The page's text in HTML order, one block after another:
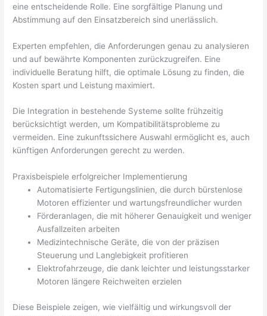
eine entscheidende Rolle. Eine sorgfältige Planung und
Abstimmung auf den Einsatzbereich sind unerlässlich.
Experten empfehlen, die Anforderungen genau zu analysieren
und auf bewährte Komponenten zurückzugreifen. Eine
individuelle Beratung hilft, die optimale Lösung zu finden, die
Kosten spart und Leistung maximiert.
Die Integration in bestehende Systeme sollte frühzeitig
berücksichtigt werden, um Kompatibilitätsprobleme zu
vermeiden. Eine zukunftssichere Auswahl ermöglicht es, auch
künftigen Anforderungen gerecht zu werden.
Praxisbeispiele erfolgreicher Implementierung
Automatisierte Fertigungslinien, die durch bürstenlose
Motoren effizienter und wartungsfreundlicher wurden
Förderanlagen, die mit höherer Genauigkeit und weniger
Ausfallzeiten arbeiten
Medizintechnische Geräte, die von der präzisen
Steuerung und Langlebigkeit profitieren
Elektrofahrzeuge, die dank leichter und leistungsstarker
Motoren längere Reichweiten erzielen
Diese Beispiele zeigen, wie vielfältig und wirkungsvoll der